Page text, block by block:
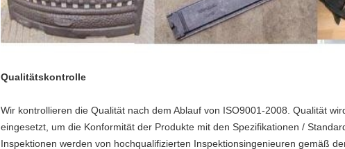
Qualitätskontrolle
Wir kontrollieren die Qualität nach dem Ablauf von ISO9001-2008. Qualität
eingesetzt, um die Konformität der Produkte mit den Spezifikationen /
Inspektionen werden von hochqualifizierten Inspektionsingenieuren gemäß